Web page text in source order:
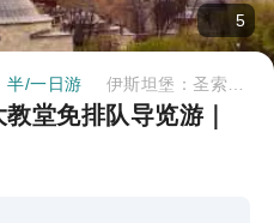
5
半/一日游
堂免排队导览游｜